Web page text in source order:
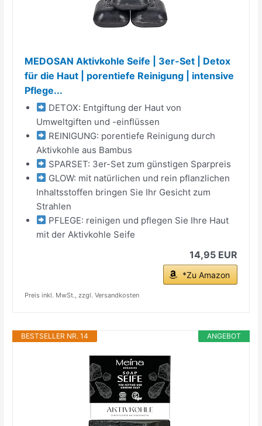
MEDOSAN Aktivkohle Seife | 3er-Set | Detox
für die Haut | porentiefe Reinigung | intensive
Pflege...
DETOX: Entgiftung der Haut von
Umweltgiften und -einflüssen
REINIGUNG: porentiefe Reinigung durch
Aktivkohle aus Bambus
SPARSET: 3er-Set zum günstigen Sparpreis
GLOW: mit natürlichen und rein pflanzlichen
Inhaltsstoffen bringen Sie Ihr Gesicht zum
Strahlen
PFLEGE: reinigen und pflegen Sie Ihre Haut
mit der Aktivkohle Seife
14,95 EUR
*Zu Amazon
Preis inkl. MwSt., zzgl. Versandkosten
ANGEBOT
BESTSELLER NR. 14